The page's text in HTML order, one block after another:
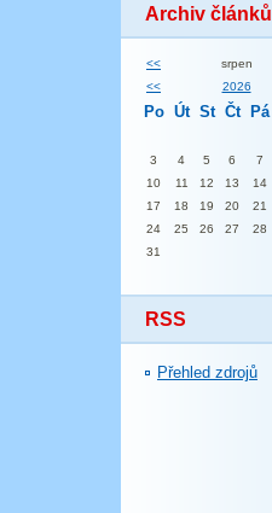
Archiv článků
<< srpen
<<
2026
Po Út St Čt Pá
3
4 5 6 7
10
11 12 13 14
17
18 19 20 21
24
25 26 27 28
31
RSS
Přehled zdrojů